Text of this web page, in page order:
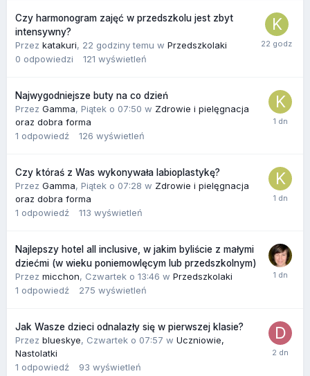
Czy harmonogram zajęć w przedszkolu jest zbyt
intensywny?
Przez katakuri, 22 godziny temu w Przedszkolaki
0 odpowiedzi 121 wyświetleń
Najwygodniejsze buty na co dzień
Przez Gamma, Piątek o 07:50 w Zdrowie i pielęgnacja
oraz dobra forma
1 odpowiedź 126 wyświetleń
Czy któraś z Was wykonywała labioplastykę?
Przez Gamma, Piątek o 07:28 w Zdrowie i pielęgnacja
oraz dobra forma
1 odpowiedź 113 wyświetleń
Najlepszy hotel all inclusive, w jakim byliście z małymi
dziećmi (w wieku poniemowlęcym lub przedszkolnym)
Przez micchon, Czwartek o 13:46 w Przedszkolaki
1 odpowiedź 275 wyświetleń
Jak Wasze dzieci odnalazły się w pierwszej klasie?
Przez blueskye, Czwartek o 07:57 w Uczniowie,
Nastolatki
1 odpowiedź 93 wyświetleń